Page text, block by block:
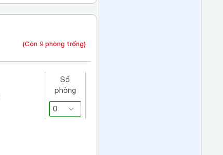
(Còn 9 phòng trống)
Số
phòng